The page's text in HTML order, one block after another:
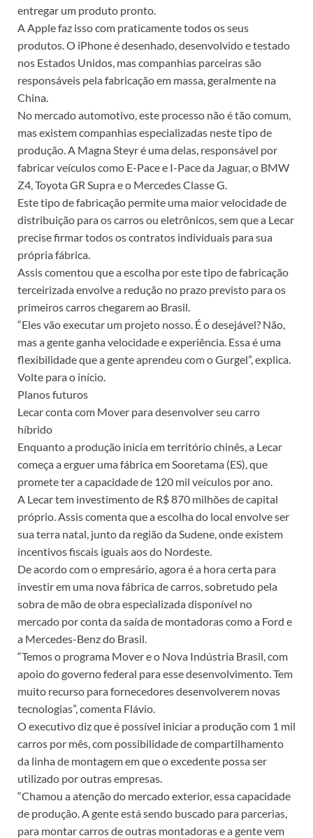
entregar um produto pronto.
A Apple faz isso com praticamente todos os seus
produtos. O iPhone é desenhado, desenvolvido e testado
nos Estados Unidos, mas companhias parceiras são
responsáveis pela fabricação em massa, geralmente na
China.
No mercado automotivo, este processo não é tão comum,
mas existem companhias especializadas neste tipo de
produção. A Magna Steyr é uma delas, responsável por
fabricar veículos como E-Pace e I-Pace da Jaguar, o BMW
Z4, Toyota GR Supra e o Mercedes Classe G.
Este tipo de fabricação permite uma maior velocidade de
distribuição para os carros ou eletrônicos, sem que a Lecar
precise firmar todos os contratos individuais para sua
própria fábrica.
Assis comentou que a escolha por este tipo de fabricação
terceirizada envolve a redução no prazo previsto para os
primeiros carros chegarem ao Brasil.
“Eles vão executar um projeto nosso. É o desejável? Não,
mas a gente ganha velocidade e experiência. Essa é uma
flexibilidade que a gente aprendeu com o Gurgel”, explica.
Volte para o início.
Planos futuros
Lecar conta com Mover para desenvolver seu carro
híbrido
Enquanto a produção inicia em território chinês, a Lecar
começa a erguer uma fábrica em Sooretama (ES), que
promete ter a capacidade de 120 mil veículos por ano.
A Lecar tem investimento de R$ 870 milhões de capital
próprio. Assis comenta que a escolha do local envolve ser
sua terra natal, junto da região da Sudene, onde existem
incentivos fiscais iguais aos do Nordeste.
De acordo com o empresário, agora é a hora certa para
investir em uma nova fábrica de carros, sobretudo pela
sobra de mão de obra especializada disponível no
mercado por conta da saída de montadoras como a Ford e
a Mercedes-Benz do Brasil.
“Temos o programa Mover e o Nova Indústria Brasil, com
apoio do governo federal para esse desenvolvimento. Tem
muito recurso para fornecedores desenvolverem novas
tecnologias”, comenta Flávio.
O executivo diz que é possível iniciar a produção com 1 mil
carros por mês, com possibilidade de compartilhamento
da linha de montagem em que o excedente possa ser
utilizado por outras empresas.
“Chamou a atenção do mercado exterior, essa capacidade
de produção. A gente está sendo buscado para parcerias,
para montar carros de outras montadoras e a gente vem